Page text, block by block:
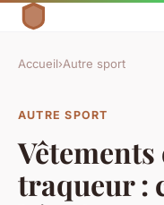
Accueil›Autre sport
AUTRE SPORT
Vêtements
traqueur :